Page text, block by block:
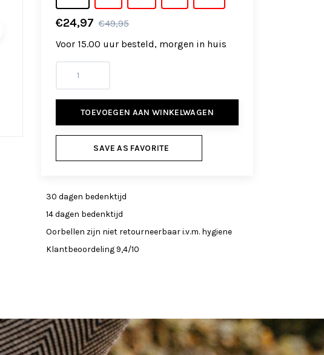
€24,97 €49,95
Voor 15.00 uur besteld, morgen in huis
TOEVOEGEN AAN WINKELWAGEN
SAVE AS FAVORITE
30 dagen bedenktijd
14 dagen bedenktijd
Oorbellen zijn niet retourneerbaar i.v.m. hygiene
Klantbeoordeling 9,4/10